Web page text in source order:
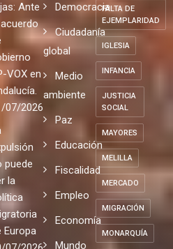
los
y
líneas
Ante
07/2026
puede
la
Pobreza
Migrantes
Democracia
Ciudadanía
global
Medio
ambiente
Paz
Educación
Fiscalidad
Empleo
AGRARIO
ESPAÑA
FALTA DE
EJEMPLARIDAD
IGLESIA
INFANCIA
JUSTICIA
SOCIAL
MAYORES
MELILLA
MERCADO